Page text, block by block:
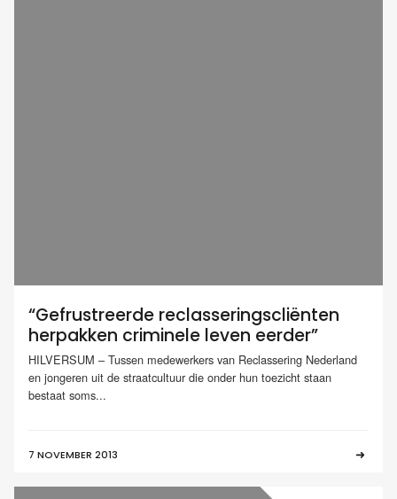
“Gefrustreerde reclasseringscliënten
herpakken criminele leven eerder”
HILVERSUM – Tussen medewerkers van Reclassering Nederland
en jongeren uit de straatcultuur die onder hun toezicht staan
bestaat soms...
7 NOVEMBER 2013